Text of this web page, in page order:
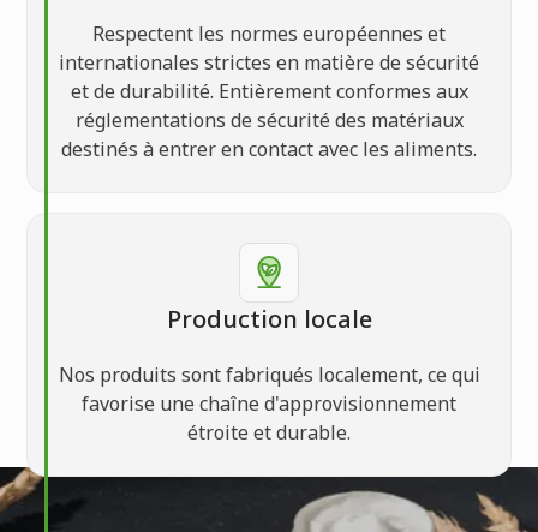
Respectent les normes européennes et
internationales strictes en matière de sécurité
et de durabilité. Entièrement conformes aux
réglementations de sécurité des matériaux
destinés à entrer en contact avec les aliments.
Production locale
Nos produits sont fabriqués localement, ce qui
favorise une chaîne d'approvisionnement
étroite et durable.